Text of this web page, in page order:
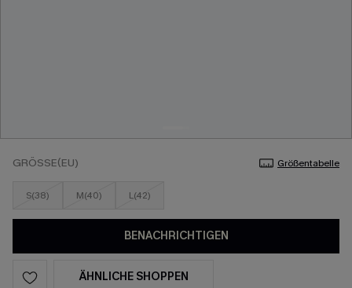
GRÖSSE(EU) Größentabelle
S(38) M(40) L(42)
BENACHRICHTIGEN
ÄHNLICHE SHOPPEN